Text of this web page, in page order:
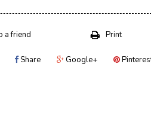
a friend Print
Share Google+